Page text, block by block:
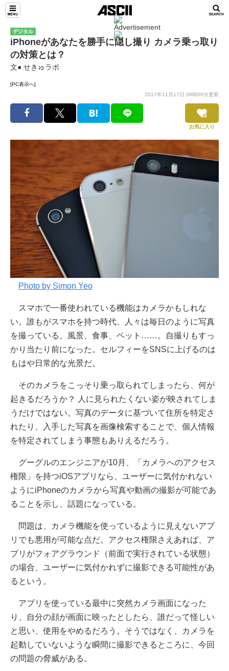
デジタル
iPhoneがあなたを勝手に隠し撮り カメラ乗っ取り
の対策とは？
文● せきゅラボ
[PC表示へ]
2017年11月17日 09時00分更新
お気に入り
Photo by Simon Yeo
スマホで一番使われている機能はカメラかもしれな
い。誰もがスマホを持つ時代、人々は毎日のように写真
を撮っている。風景、食事、ペット……。自撮りもすっ
かり当たり前になった。セルフィーをSNSに上げるのは
もはや日常的な光景だ。
そのカメラをこっそり乗っ取られてしまったら、何が
起きるだろうか？ 人に見られたくない姿が映されてしま
うだけではない。写真のデータに基づいて住所を特定さ
れたり、入手した写真を画像検索することで、個人情報
を特定されてしまう事態もありえるだろう。
グーグルのエンジニアが10月、「カメラへのアクセス
権限」を持つiOSアプリなら、ユーザーに気付かれない
ようにiPhoneのカメラから写真や動画の撮影が可能であ
ることを示し、話題になっている。
問題は、カメラ機能を使っているように見えないアプ
リでも悪用が可能な点だ。アクセス権限さえあれば、ア
プリがフォアグラウンド（前面で実行されている状態）
の場合、ユーザーに気付かれずに撮影できる可能性があ
るという。
アプリを使っている最中に突然カメラ画面になった
り、自分の顔が画面に映ったとしたら、誰だって怪しい
と思い、使用をやめるだろう。そうではなく、カメラを
起動していないような瞬間に撮影できるところに、今回
の問題の脅威がある。